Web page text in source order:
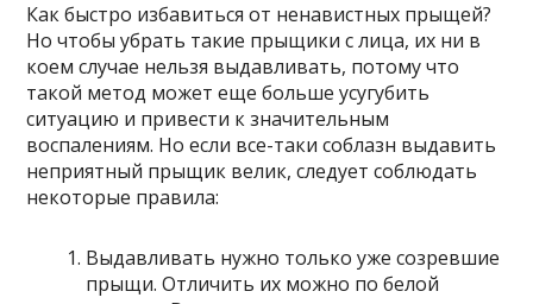
Как быстро избавиться от ненавистных прыщей?
Но чтобы убрать такие прыщики с лица, их ни в
коем случае нельзя выдавливать, потому что
такой метод может еще больше усугубить
ситуацию и привести к значительным
воспалениям. Но если все-таки соблазн выдавить
неприятный прыщик велик, следует соблюдать
некоторые правила:
Выдавливать нужно только уже созревшие
прыщи. Отличить их можно по белой